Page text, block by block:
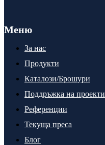
Меню
За нас
Продукти
Каталози/Брошури
Поддръжка на проекти
Референции
Текуща преса
Блог